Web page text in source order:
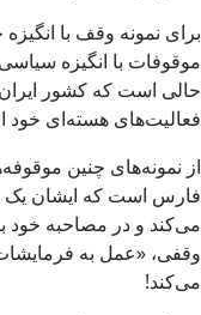
برای نمونه وقف با
موقوفات با انگیزه
حالی است که کشور ایران
فعالیت‌های هسته‌ای خود
از نمونه‌های چنین
فارس است که ایشان یک
می‌کند و در مصاحبه خود
وقفی، «عمل به
می‌کند!